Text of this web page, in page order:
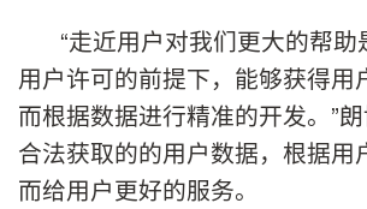
“走近用户对我们更大的帮
用户许可的前提下，能够获得用
而根据数据进行精准的开发。”
合法获取的的用户数据，根据用
而给用户更好的服务。